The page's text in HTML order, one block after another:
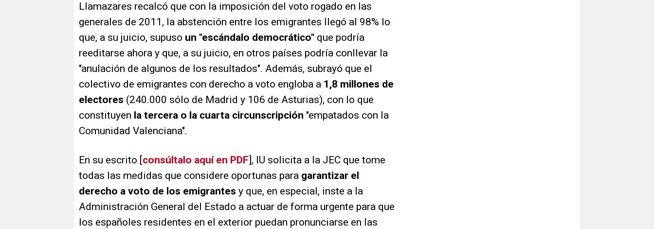
Llamazares recalcó que con la imposición del voto rogado en las
generales de 2011, la abstención entre los emigrantes llegó al 98% lo
que, a su juicio, supuso un "escándalo democrático" que podría
reeditarse ahora y que, a su juicio, en otros países podría conllevar la
"anulación de algunos de los resultados". Además, subrayó que el
colectivo de emigrantes con derecho a voto engloba a 1,8 millones de
electores (240.000 sólo de Madrid y 106 de Asturias), con lo que
constituyen la tercera o la cuarta circunscripción "empatados con la
Comunidad Valenciana".
En su escrito [ consúltalo aquí en PDF ], IU solicita a la JEC que tome
todas las medidas que considere oportunas para garantizar el
derecho a voto de los emigrantes y que, en especial, inste a la
Administración General del Estado a actuar de forma urgente para que
los españoles residentes en el exterior puedan pronunciarse en las